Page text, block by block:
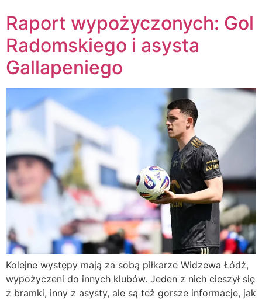
Raport wypożyczonych: Gol
Radomskiego i asysta
Gallapeniego
Kolejne występy mają za sobą piłkarze Widzewa Łódź,
wypożyczeni do innych klubów. Jeden z nich cieszył się
z bramki, inny z asysty, ale są też gorsze informacje, jak